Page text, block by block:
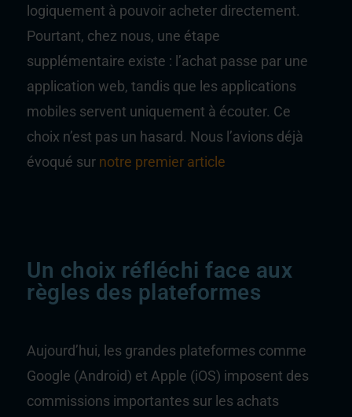
logiquement à pouvoir acheter directement.
Pourtant, chez nous, une étape
supplémentaire existe : l’achat passe par une
application web, tandis que les applications
mobiles servent uniquement à écouter. Ce
choix n’est pas un hasard. Nous l’avions déjà
évoqué sur notre premier article
Un choix réfléchi face aux
règles des plateformes
Aujourd’hui, les grandes plateformes comme
Google (Android) et Apple (iOS) imposent des
commissions importantes sur les achats